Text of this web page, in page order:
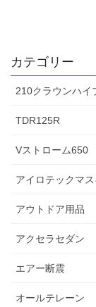
カテゴリー
210クラウンハイ
TDR125R
Vストローム650
アイロテックマ
アウトドア用品
アクセラセダン
エアー断震
オールテレーン